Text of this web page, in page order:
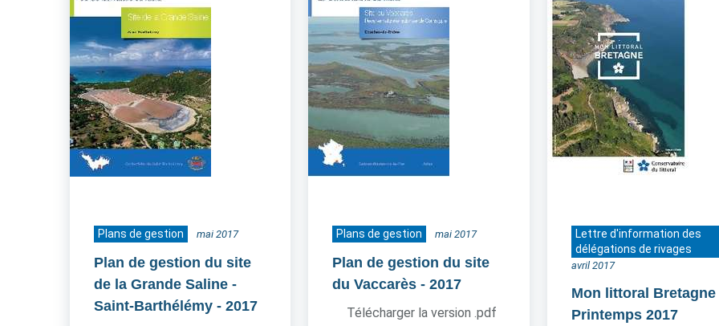
Plans de gestion mai 2017
Plan de gestion du site
de la Grande Saline -
Saint-Barthélémy - 2017
Plans de gestion mai 2017
Plan de gestion du site
du Vaccarès - 2017
Télécharger la version .pdf
Lettre d'information des
délégations de rivages
avril 2017
Mon littoral Bretagne
Printemps 2017